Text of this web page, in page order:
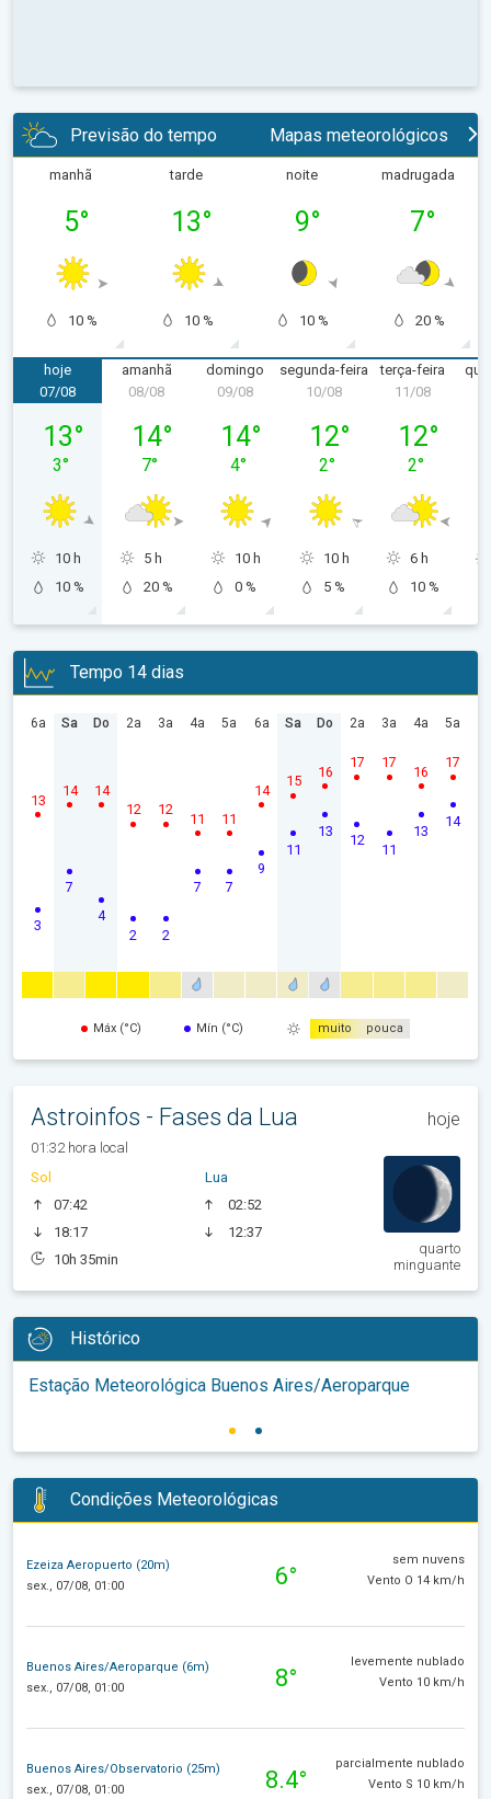
Previsão do tempo Mapas meteorológicos
manhã
5°
10 %
tarde
13°
10 %
noite
9°
10 %
madrugada
7°
20 %
hoje
sexta-feira, 07/08
07/08
13°
3°
10 h
10 %
amanhã
sábado, 08/08
08/08
14°
7°
5 h
20 %
domingo
domingo, 09/08
09/08
14°
4°
10 h
0 %
segunda-feira
segunda-feira, 10/08
10/08
12°
2°
10 h
5 %
terça-feira
11/08
12°
2°
6 h
10 %
Tempo 14 dias
6a
3
13
Sa
7
14
Do
4
14
2a
2
12
3a
2
12
4a
7
11
5a
7
11
6a
9
14
Sa
11
15
Do
13
16
2a
12
17
3a
11
17
4a
13
16
5a
14
17
Máx (°C) Mín (°C) muito pouca
Astroinfos - Fases da Lua hoje
01:32 hora local
Sol
07:42
18:17
10h 35min
Lua
02:52
12:37
quarto
minguante
Histórico
Estação Meteorológica Buenos Aires/Aeroparque
Condições Meteorológicas
Ezeiza Aeropuerto (20m)
sex., 07/08, 01:00
6°
sem nuvens
Vento O 14 km/h
Buenos Aires/Aeroparque (6m)
sex., 07/08, 01:00
8°
levemente nublado
Vento 10 km/h
Buenos Aires/Observatorio (25m)
sex., 07/08, 01:00
8.4°
parcialmente nublado
Vento S 10 km/h